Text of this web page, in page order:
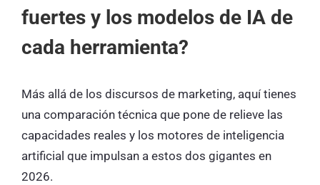
fuertes y los modelos de IA de
cada herramienta?
Más allá de los discursos de marketing, aquí tienes
una comparación técnica que pone de relieve las
capacidades reales y los motores de inteligencia
artificial que impulsan a estos dos gigantes en
2026.